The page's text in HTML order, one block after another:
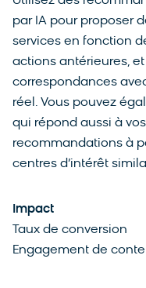
par IA pour proposer
services en fonction
actions antérieures,
correspondances
réel. Vous pouvez
qui répond aussi à
recommandations à
centres d’intérêt
Impact
Taux de conversion
Engagement de